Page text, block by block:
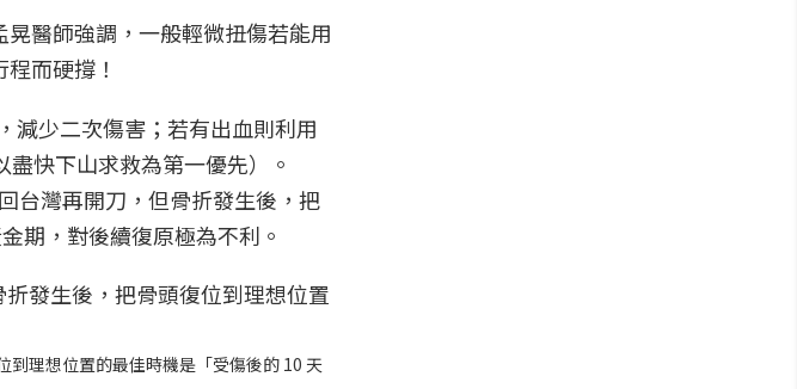
醫師強調，一般輕微扭傷若能用
而硬撐！
減少二次傷害；若有出血則利用
快下山求救為第一優先）。
台灣再開刀，但骨折發生後，把
期，對後續復原極為不利。
理想位置的最佳時機是「受傷後的 10 天